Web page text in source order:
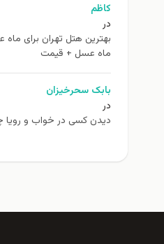
کاظم
در
ماه عسل + قیمت
بابک سحرخیزان
در
دیدن کسی در خواب و رویا